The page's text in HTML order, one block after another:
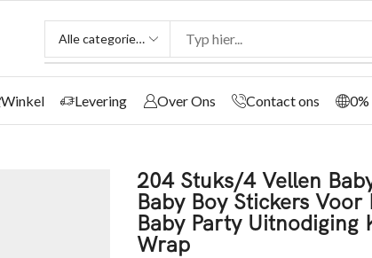
Winkel Levering Over Ons Contact ons
204 Stuks/4 Vellen
Baby Boy Stickers
Baby Party Uitnodiging
Wrap